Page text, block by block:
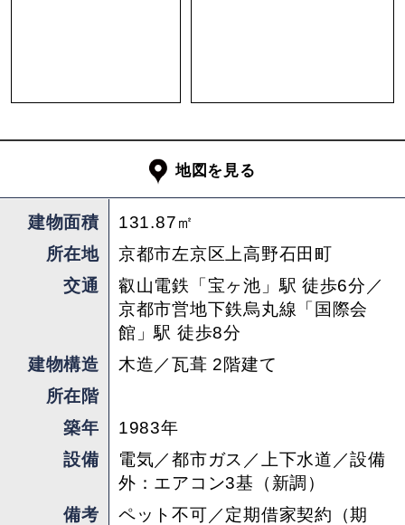
を階段下に移動。トイレの便器を新調。玄関前の
駐車スペースの一部の地面を左官工事により綺麗
えられ、見た目だけでなく使い勝手もきちんと向
上するかと思うので乞うご期待。
もちろん改装工事が終わり次第、改めてご紹介さ
せていただく予定ですが、改装中でも随時ご案内
が可能です。是非エリアの雰囲気、生まれ変わる
前の姿を現地でご覧ください。
徒歩1分で宝ヶ池公園なので自然に触れながら散
関前に駐車可能というのもお子さんがいる家庭に
は嬉しい周辺環境ではないでしょうか。
地図を見る
建物面積
131.87㎡
所在地
京都市左京区上高野石田町
交通
叡山電鉄「宝ヶ池」駅 徒歩6分／
京都市営地下鉄烏丸線「国際会
館」駅 徒歩8分
建物構造
木造／瓦葺 2階建て
所在階
築年
1983年
設備
電気／都市ガス／上下水道／設備
外：エアコン3基（新調）
備考
ペット不可／定期借家契約（期